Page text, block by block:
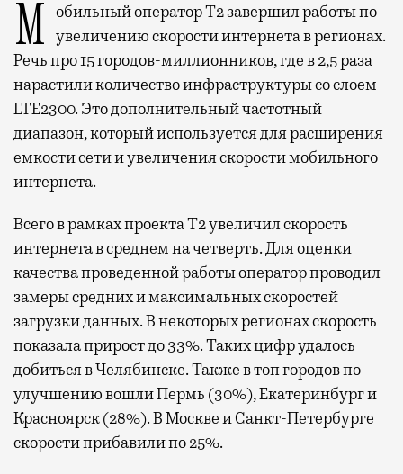
Мобильный оператор Т2 завершил работы по увеличению скорости интернета в регионах.
Речь про 15 городов-миллионников, где в 2,5 раза
нарастили количество инфраструктуры со слоем
LTE2300. Это дополнительный частотный
диапазон, который используется для расширения
емкости сети и увеличения скорости мобильного
интернета.
Всего в рамках проекта Т2 увеличил скорость
интернета в среднем на четверть. Для оценки
качества проведенной работы оператор проводил
замеры средних и максимальных скоростей
загрузки данных. В некоторых регионах скорость
показала прирост до 33%. Таких цифр удалось
добиться в Челябинске. Также в топ городов по
улучшению вошли Пермь (30%), Екатеринбург и
Красноярск (28%). В Москве и Санкт-Петербурге
скорости прибавили по 25%.